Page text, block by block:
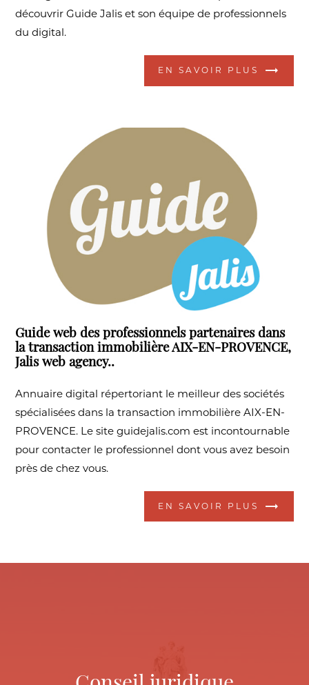
découvrir Guide Jalis et son équipe de professionnels
du digital.
EN SAVOIR PLUS
Guide web des professionnels partenaires dans
la transaction immobilière AIX-EN-PROVENCE,
Jalis web agency..
Annuaire digital répertoriant le meilleur des sociétés
spécialisées dans la transaction immobilière AIX-EN-
PROVENCE. Le site guidejalis.com est incontournable
pour contacter le professionnel dont vous avez besoin
près de chez vous.
EN SAVOIR PLUS